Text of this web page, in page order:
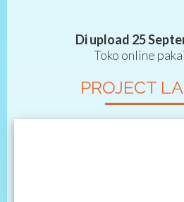
Di upload 25
Toko online
PROJECT